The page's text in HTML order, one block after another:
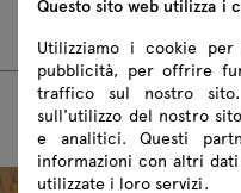
obj
skp
Questo sito web utilizza i
Utilizziamo i cookie
pubblicità, per offrire
traffico sul nostro
sull'utilizzo del nostro
e analitici. Questi
informazioni con altri
utilizzate i loro servizi.